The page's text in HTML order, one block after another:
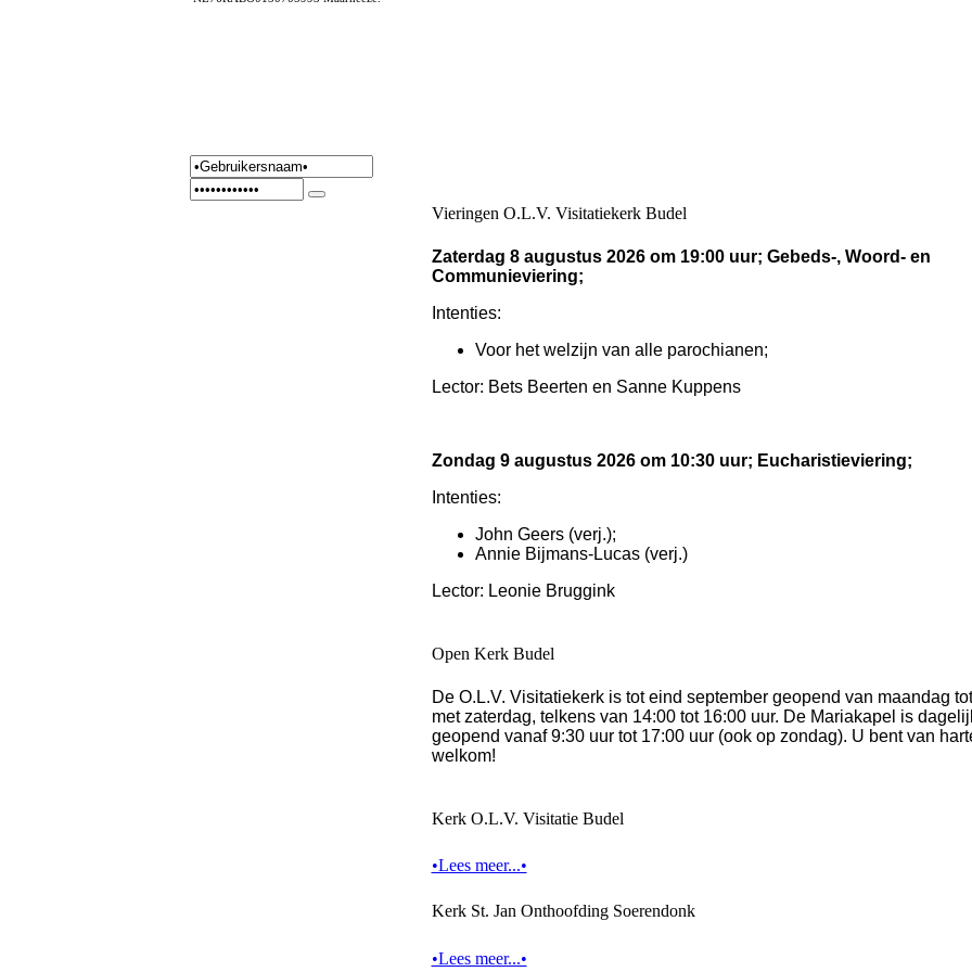
Vieringen O.L.V. Visitatiekerk Budel
Zaterdag 8 augustus 2026 om 19:00 uur; Gebeds-, Woord- en
Communieviering;
Intenties:
Voor het welzijn van alle parochianen;
Lector: Bets Beerten en Sanne Kuppens
Zondag 9 augustus 2026 om 10:30 uur; Eucharistieviering;
Intenties:
John Geers (verj.);
Annie Bijmans-Lucas (verj.)
Lector: Leonie Bruggink
Open Kerk Budel
De O.L.V. Visitatiekerk is tot eind september geopend van maandag
met zaterdag, telkens van 14:00 tot 16:00 uur. De Mariakapel is
geopend vanaf 9:30 uur tot 17:00 uur (ook op zondag). U bent van
welkom!
Kerk O.L.V. Visitatie Budel
•Lees meer...•
Kerk St. Jan Onthoofding Soerendonk
•Lees meer...•